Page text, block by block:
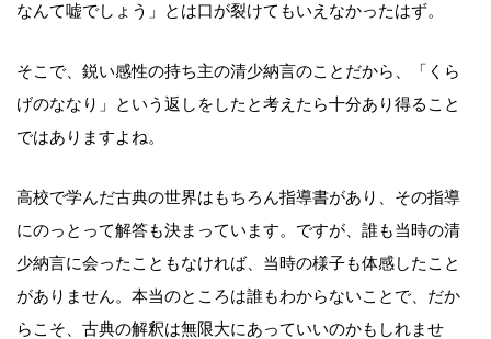
なんて嘘でしょう」とは口が裂けてもいえなかったはず。
そこで、鋭い感性の持ち主の清少納言のことだから、「くら
げのななり」という返しをしたと考えたら十分あり得ること
ではありますよね。
高校で学んだ古典の世界はもちろん指導書があり、その指導
にのっとって解答も決まっています。ですが、誰も当時の清
少納言に会ったこともなければ、当時の様子も体感したこと
がありません。本当のところは誰もわからないことで、だか
らこそ、古典の解釈は無限大にあっていいのかもしれませ